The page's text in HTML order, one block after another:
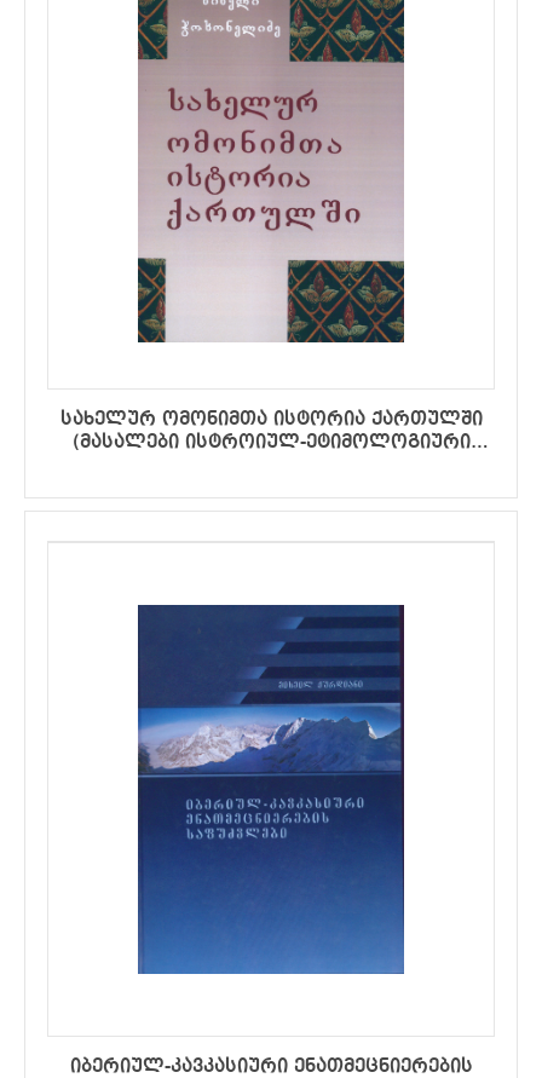
სახელურ ომონიმთა ისტორია ქართულში
(მასალები ისტროიულ-ეტიმოლოგიური
იბერიულ-კავკასიური ენათმეცნიერების